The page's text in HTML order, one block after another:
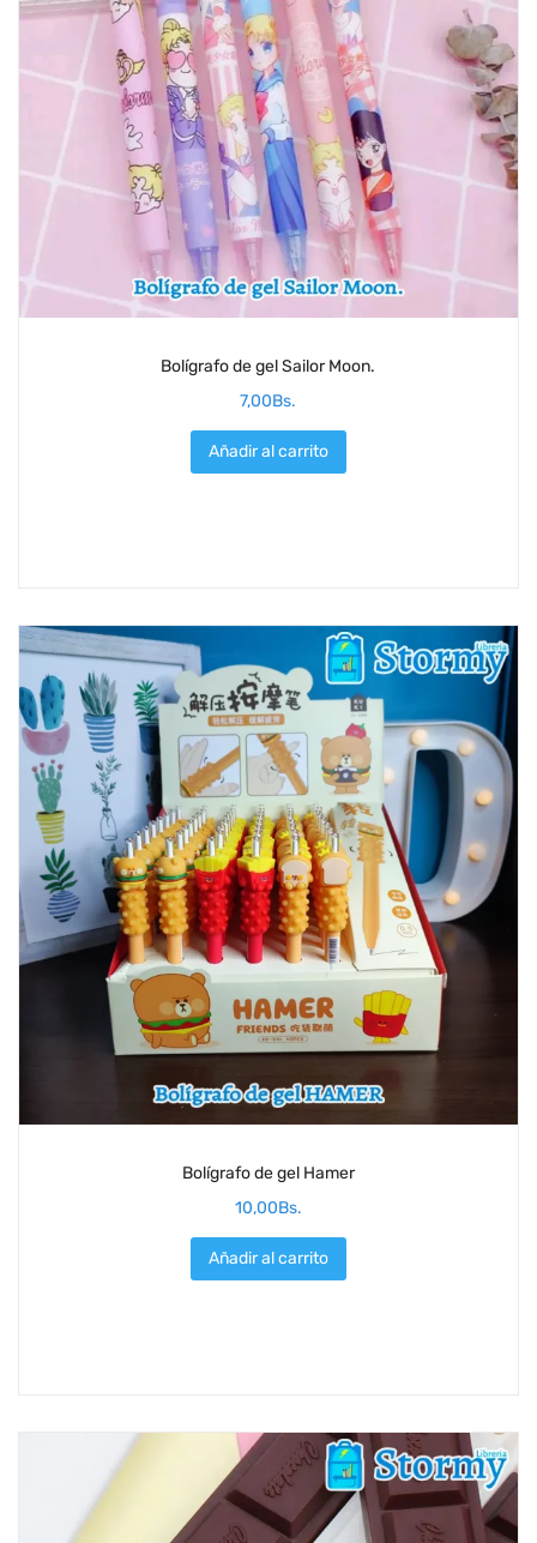
Bolígrafo de gel Sailor Moon.
7,00Bs.
Añadir al carrito
Bolígrafo de gel Hamer
10,00Bs.
Añadir al carrito